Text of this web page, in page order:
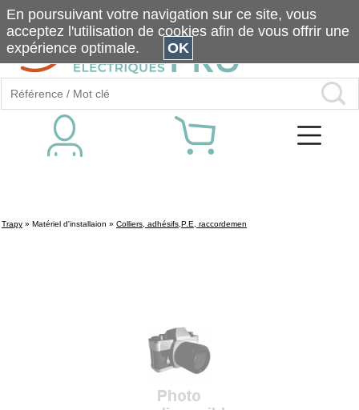
Trapy » Matériel d'installaion » Colliers, adhésifs,P.E, raccordemen
En poursuivant votre navigation sur ce site, vous
acceptez l'utilisation de cookies afin de vous offrir une
expérience optimale.
OK